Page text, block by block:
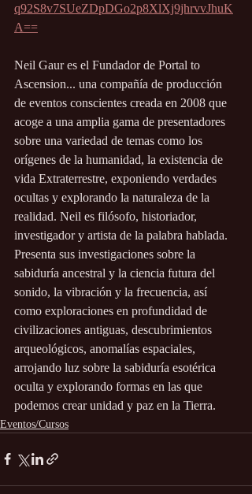
q92S8v7SUeZDpDGo2p8XlXj9jhrvvJhuK
A==
Neil Gaur es el Fundador de Portal to
Ascension... una compañía de producción
de eventos conscientes creada en 2008 que
acoge a una amplia gama de presentadores
sobre una variedad de temas como los
orígenes de la humanidad, la existencia de
vida Extraterrestre, exponiendo verdades
ocultas y explorando la naturaleza de la
realidad. Neil es filósofo, historiador,
investigador y artista de la palabra hablada.
Presenta sus investigaciones sobre la
sabiduría ancestral y la ciencia futura del
sonido, la vibración y la frecuencia, así
como exploraciones en profundidad de
civilizaciones antiguas, descubrimientos
arqueológicos, anomalías espaciales,
arrojando luz sobre la sabiduría esotérica
oculta y explorando formas en las que
podemos crear unidad y paz en la Tierra.
Eventos/Cursos